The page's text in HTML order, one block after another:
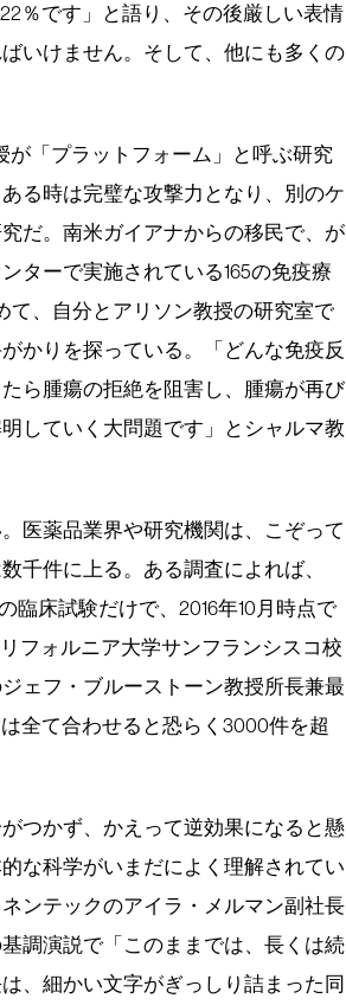
％です」と語り、その後厳しい表情
いけません。そして、他にも多くの
が「プラットフォーム」と呼ぶ研究
る時は完璧な攻撃力となり、別のケ
だ。南米ガイアナからの移民で、が
ターで実施されている165の免疫療
て、自分とアリソン教授の研究室で
かりを探っている。「どんな免疫反
ら腫瘍の拒絶を阻害し、腫瘍が再び
していく大問題です」とシャルマ教
医薬品業界や研究機関は、こぞって
千件に上る。ある調査によれば、
臨床試験だけで、2016年10月時点で
フォルニア大学サンフランシスコ校
ェフ・ブルーストーン教授所長兼最
全て合わせると恐らく3000件を超
つかず、かえって逆効果になると懸
な科学がいまだによく理解されてい
ンテックのアイラ・メルマン副社長
調演説で「このままでは、長くは続
、細かい文字がぎっしり詰まった同